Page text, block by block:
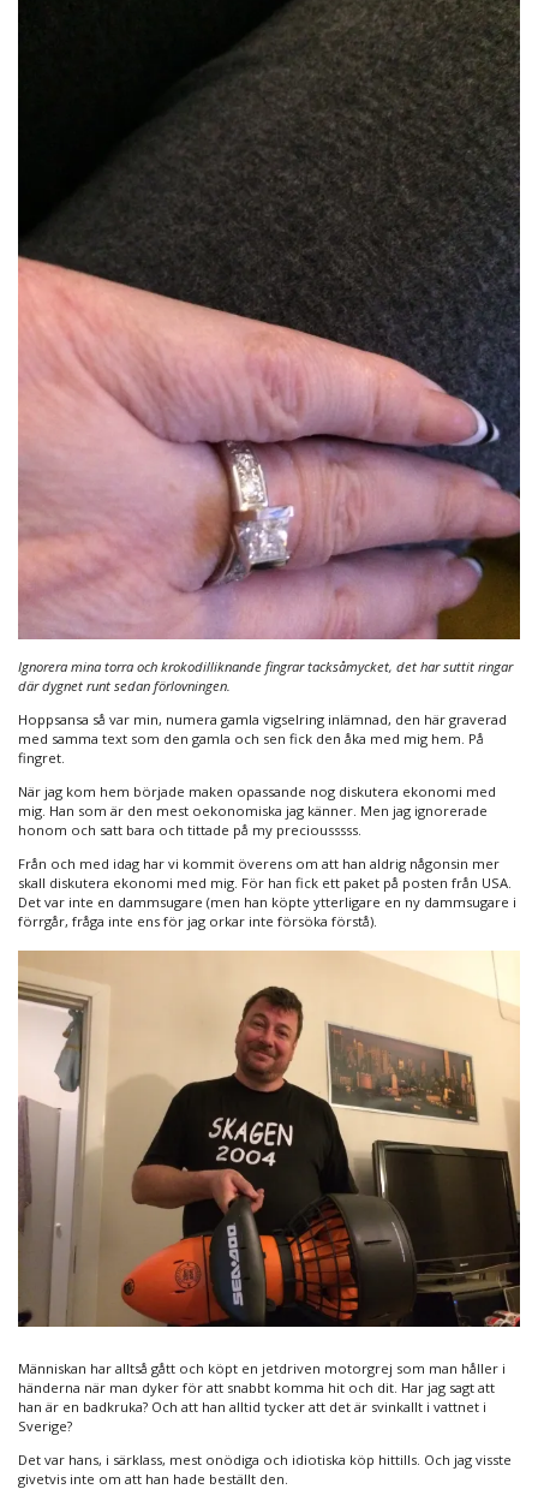
Ignorera mina torra och krokodilliknande fingrar tacksåmycket, det har suttit ringar
där dygnet runt sedan förlovningen.
Hoppsansa så var min, numera gamla vigselring inlämnad, den här graverad
med samma text som den gamla och sen fick den åka med mig hem. På
fingret.
När jag kom hem började maken opassande nog diskutera ekonomi med
mig. Han som är den mest oekonomiska jag känner. Men jag ignorerade
honom och satt bara och tittade på my preciousssss.
Från och med idag har vi kommit överens om att han aldrig någonsin mer
skall diskutera ekonomi med mig. För han fick ett paket på posten från USA.
Det var inte en dammsugare (men han köpte ytterligare en ny dammsugare i
förrgår, fråga inte ens för jag orkar inte försöka förstå).
Människan har alltså gått och köpt en jetdriven motorgrej som man håller i
händerna när man dyker för att snabbt komma hit och dit. Har jag sagt att
han är en badkruka? Och att han alltid tycker att det är svinkallt i vattnet i
Sverige?
Det var hans, i särklass, mest onödiga och idiotiska köp hittills. Och jag visste
givetvis inte om att han hade beställt den.